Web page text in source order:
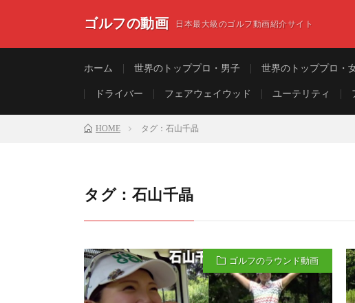
ゴルフの動画 日本最大級のゴルフ動画紹介サイト
ホーム 世界のトッププロ・男子 世界のトッププロ・
ドライバー フェアウェイウッド ユーテリティ
HOME タグ：石山千晶
タグ：石山千晶
ゴルフのラウンド動画